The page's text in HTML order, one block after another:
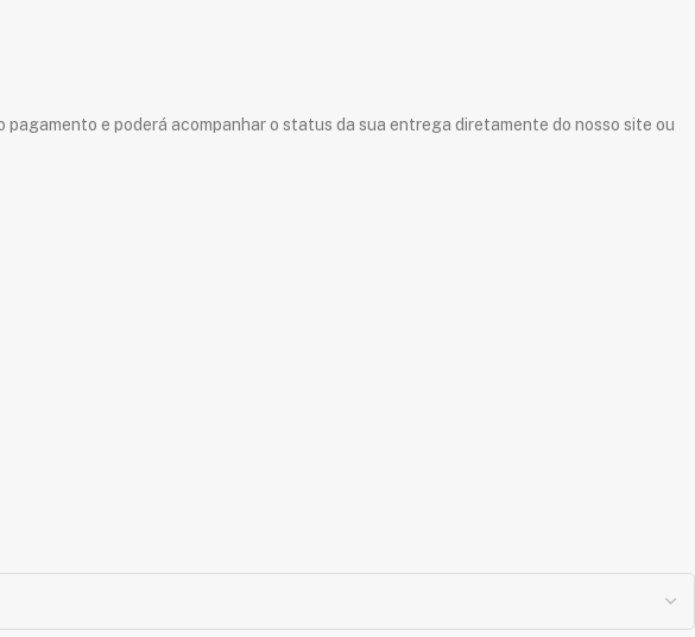
e poderá acompanhar o status da sua entrega diretamente do nosso site ou